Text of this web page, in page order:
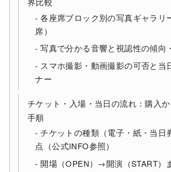
各座席ブロック別の写真ギャラリ
席）
写真で分かる音響と視認性の傾向
スマホ撮影・動画撮影の可否と当
ナー
チケット・入場・当日の流れ：購入
手順
チケットの種類（電子・紙・当日
点（公式INFO参照）
開場（OPEN）→開演（START）